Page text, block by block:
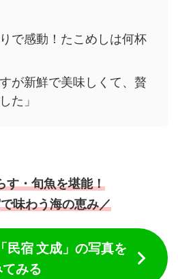
で感動！たこめしは何杯
が新鮮で美味しくて、贅
た」
す・旬魚を堪能！
味わう海の恵み／
民宿 文成」の写真を
みる